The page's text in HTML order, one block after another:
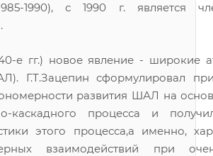
1990), с 1990 г. является
е гг.) новое явление - широкие
Г.Т.Зацепин сформулировал
развития ШАЛ на
каскадного процесса и
этого процесса,а именно,
взаимодействий при